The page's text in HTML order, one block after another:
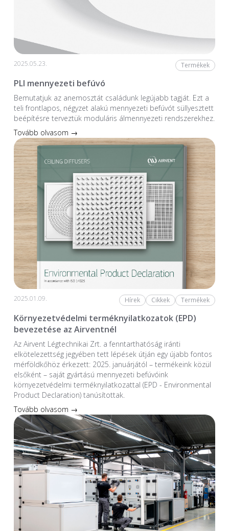
2025.05.23. Termékek
PLI mennyezeti befúvó
Bemutatjuk az anemosztát családunk legújabb tagját. Ezt a
teli frontlapos, négyzet alakú mennyezeti befúvót süllyesztett
beépítésre terveztük moduláris álmennyezeti rendszerekhez.
Tovább olvasom →
2025.01.09. Hírek Cikkek Termékek
Környezetvédelmi terméknyilatkozatok (EPD)
bevezetése az Airventnél
Az Airvent Légtechnikai Zrt. a fenntarthatóság iránti
elkötelezettség jegyében tett lépések útján egy újabb fontos
mérföldkőhöz érkezett: 2025. januárjától – termékeink közül
elsőként – saját gyártású mennyezeti befúvóink
környezetvédelmi terméknyilatkozattal (EPD - Environmental
Product Declaration) tanúsítottak.
Tovább olvasom →